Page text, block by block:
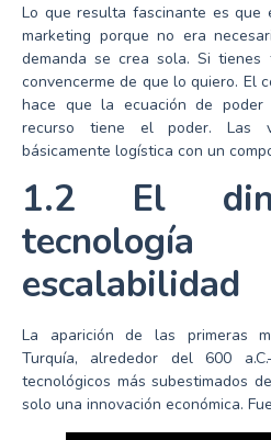
Lo que resulta fascinante es que
marketing porque no era
demanda se crea sola. Si
convencerme de que lo quiero. El
hace que la ecuación de
recurso tiene el poder. Las
básicamente logística con un
1.2 El
escalabilidad
La aparición de las primeras
Turquía, alrededor del 600
tecnológicos más subestimados
solo una innovación económica.